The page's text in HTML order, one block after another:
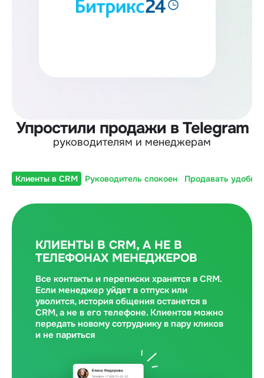
Упростили продажи в Telegram
руководителям и менеджерам
Клиенты в CRM Руководитель спокоен Продавать удобно
КЛИЕНТЫ В CRM, А НЕ В
ТЕЛЕФОНАХ МЕНЕДЖЕРОВ
Все контакты и переписки хранятся в CRM.
Если менеджер уйдет в отпуск или
уволится, история общения останется в
CRM, а не в его телефоне. Клиентов можно
передать новому сотруднику в пару кликов
и не париться